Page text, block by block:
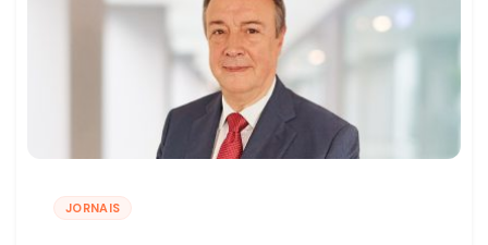
JORNAIS